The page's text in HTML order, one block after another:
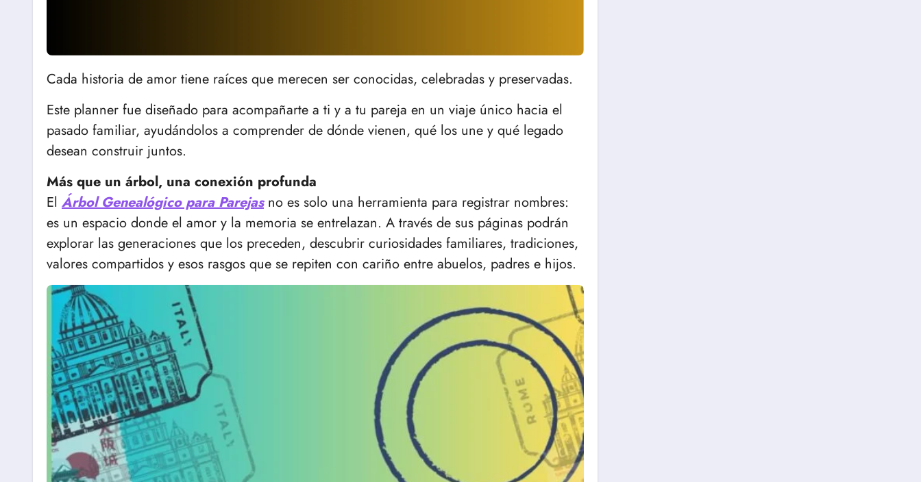
Cada historia de amor tiene raíces que merecen ser conocidas, celebradas y preservadas.
Este planner fue diseñado para acompañarte a ti y a tu pareja en un viaje único hacia el
pasado familiar, ayudándolos a comprender de dónde vienen, qué los une y qué legado
desean construir juntos.
Más que un árbol, una conexión profunda
El Árbol Genealógico para Parejasno es solo una herramienta para registrar nombres:
es un espacio donde el amor y la memoria se entrelazan. A través de sus páginas podrán
explorar las generaciones que los preceden, descubrir curiosidades familiares, tradiciones,
valores compartidos y esos rasgos que se repiten con cariño entre abuelos, padres e hijos.